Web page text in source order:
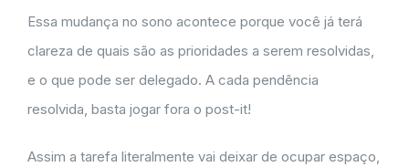
Essa mudança no sono acontece porque você já terá
clareza de quais são as prioridades a serem resolvidas,
e o que pode ser delegado. A cada pendência
resolvida, basta jogar fora o post-it!
Assim a tarefa literalmente vai deixar de ocupar espaço,